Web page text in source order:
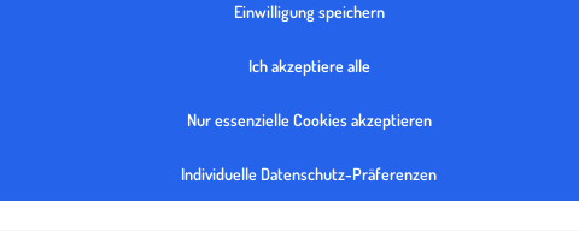
Einwilligung speichern
Ich akzeptiere alle
Nur essenzielle Cookies akzeptieren
Individuelle Datenschutz-Präferenzen